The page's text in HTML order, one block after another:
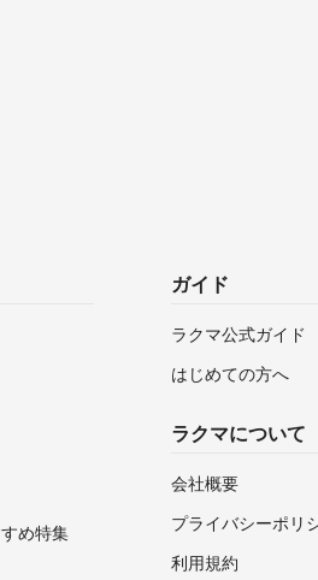
め特集
ガイド
ラクマ公式ガイド
はじめての方へ
ラクマについて
会社概要
プライバシーポリ
利用規約